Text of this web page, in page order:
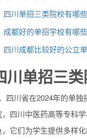
四川单招三类院校有哪些
成都好的单招学校有哪些
四川成都比较好的公立
川单招三
四川省在2024年的单
，四川中医药高等专科
，它们为学生提供多样